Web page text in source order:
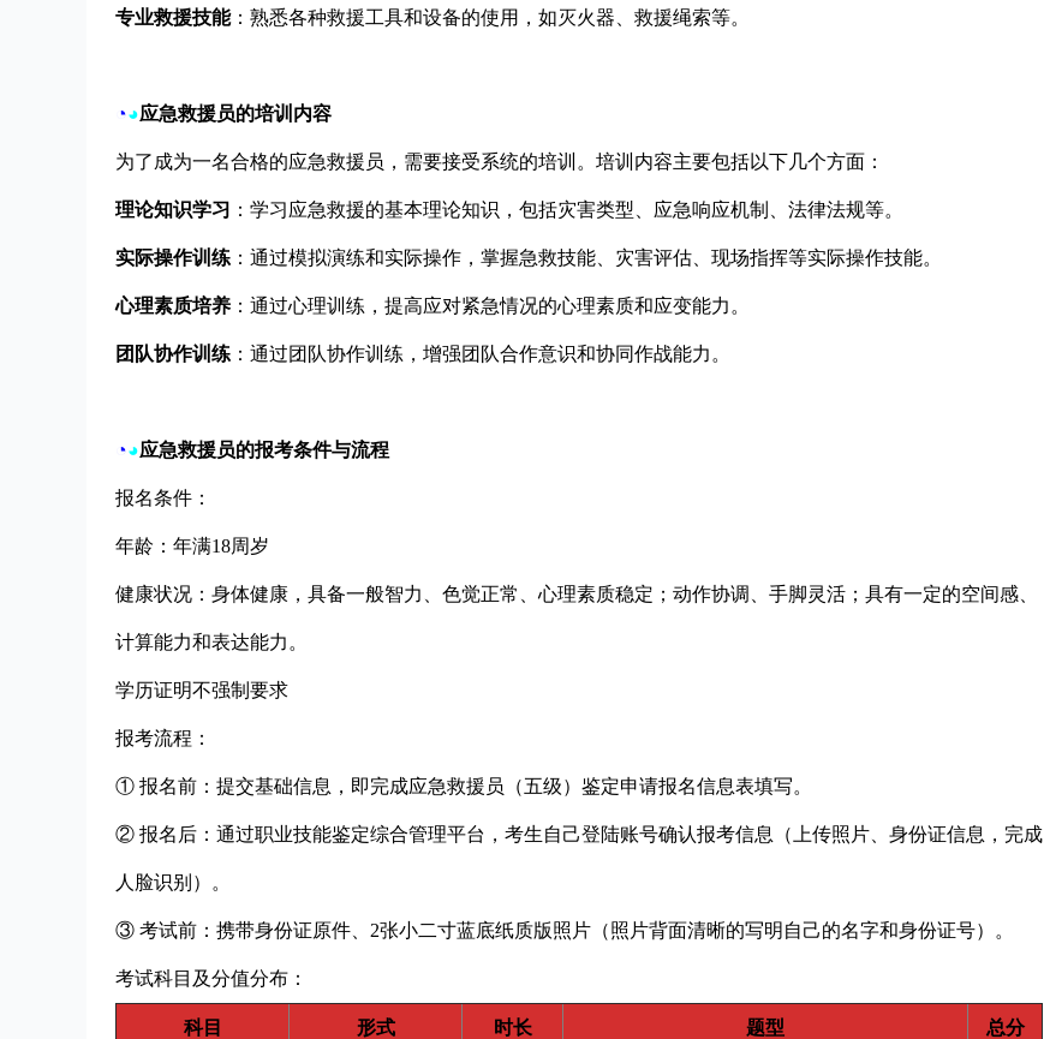
专业救援技能：熟悉各种救援工具和设备的使用，如灭火器、救援绳索等。
◔◕应急救援员的培训内容
为了成为一名合格的应急救援员，需要接受系统的培训。培训内容主要包括以下几个方面：
理论知识学习 ：学习应急救援的基本理论知识，包括灾害类型、应急响应机制、法律法规等。
实际操作训练 ：通过模拟演练和实际操作，掌握急救技能、灾害评估、现场指挥等实际操作技能。
心理素质培养 ：通过心理训练，提高应对紧急情况的心理素质和应变能力。
团队协作训练 ：通过团队协作训练，增强团队合作意识和协同作战能力。
◔◕应急救援员的报考条件与流程
报名条件：
年龄：年满18周岁
健康状况：身体健康，具备一般智力、色觉正常、心理素质稳定；动作协调、手脚灵活；具有一定的空间感、
计算能力和表达能力。
学历证明不强制要求
报考流程：
① 报名前：提交基础信息，即完成应急救援员（五级）鉴定申请报名信息表填写。
② 报名后：通过职业技能鉴定综合管理平台，考生自己登陆账号确认报考信息（上传照片、身份证信息，完成
人脸识别）。
③ 考试前：携带身份证原件、2张小二寸蓝底纸质版照片（照片背面清晰的写明自己的名字和身份证号）。
考试科目及分值分布：
科目 形式 时长 题型 总分